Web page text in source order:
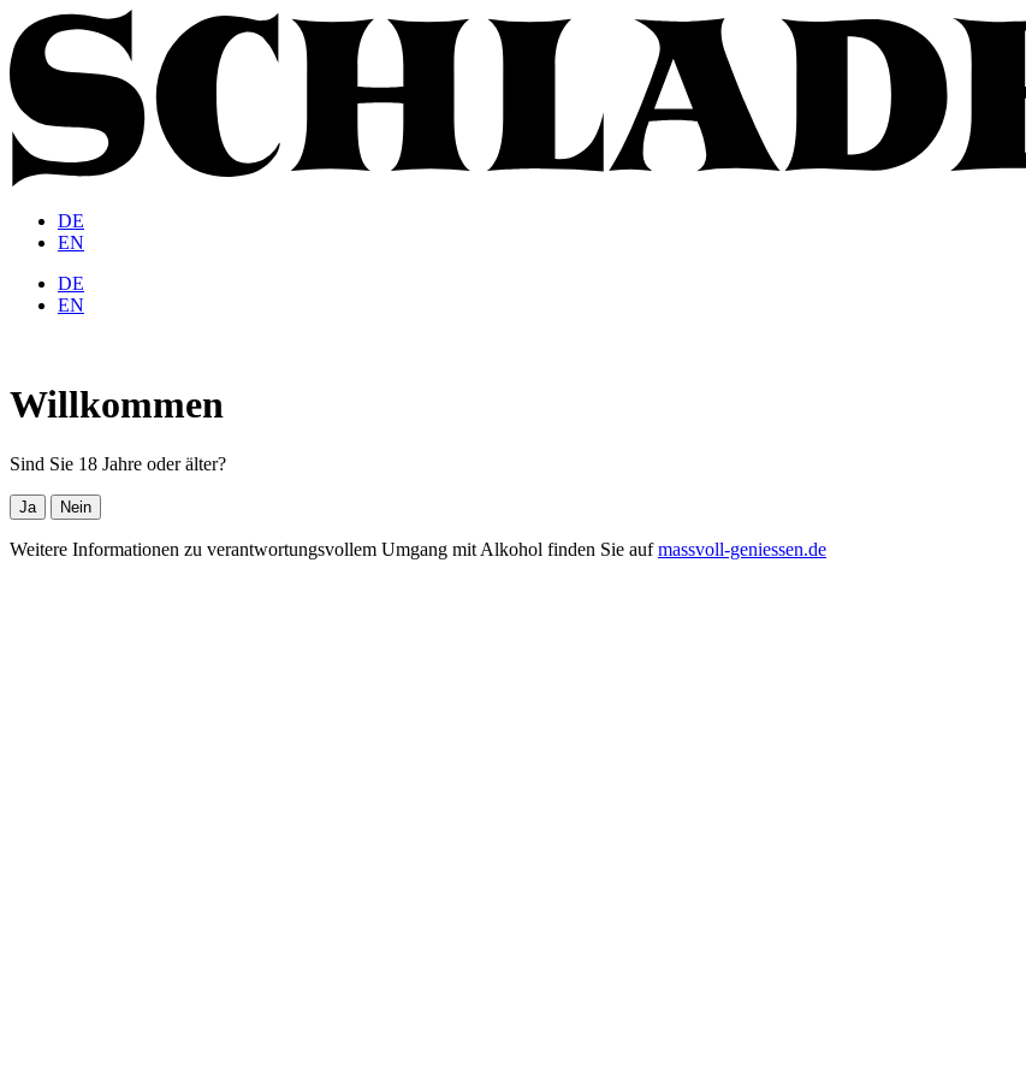
DE
EN
DE
EN
Willkommen
Sind Sie 18 Jahre oder älter?
Ja Nein
Weitere Informationen zu verantwortungsvollem Umgang mit Alkohol finden Sie aufmassvoll-geniessen.de